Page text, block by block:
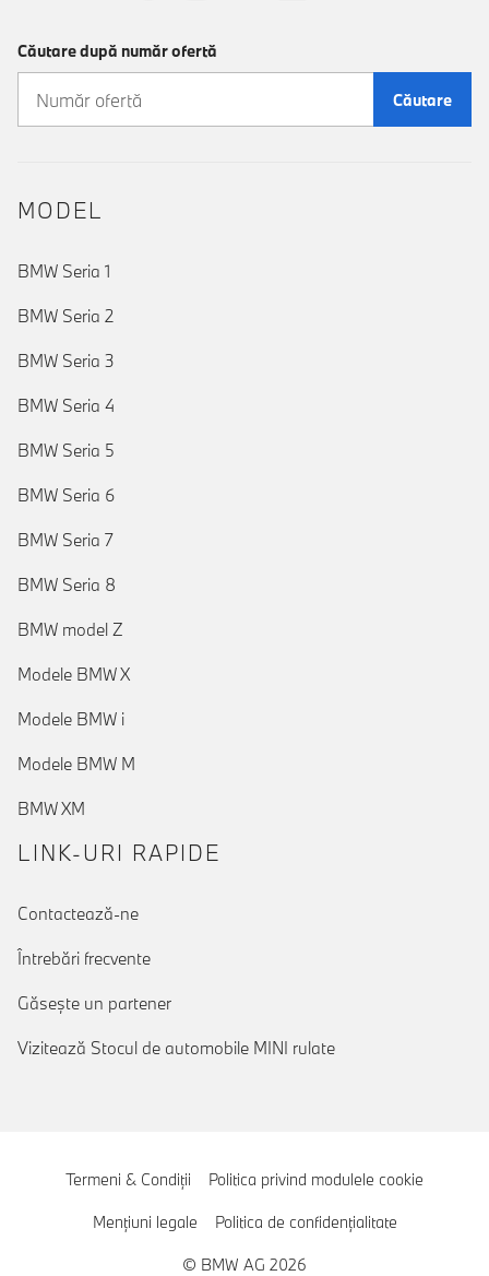
Căutare după număr ofertă
Căutare
MODEL
BMW Seria 1
BMW Seria 2
BMW Seria 3
BMW Seria 4
BMW Seria 5
BMW Seria 6
BMW Seria 7
BMW Seria 8
BMW model Z
Modele BMW X
Modele BMW i
Modele BMW M
BMW XM
LINK-URI RAPIDE
Contactează-ne
Întrebări frecvente
Găseşte un partener
Vizitează Stocul de automobile MINI rulate
Termeni & Condiţii Politica privind modulele cookie
Menţiuni legale Politica de confidenţialitate
© BMW AG 2026